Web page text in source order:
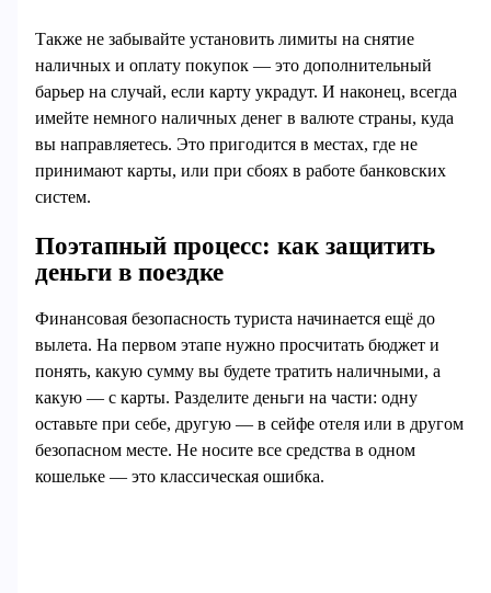
Также не забывайте установить лимиты на снятие
наличных и оплату покупок — это дополнительный
барьер на случай, если карту украдут. И наконец, всегда
имейте немного наличных денег в валюте страны, куда
вы направляетесь. Это пригодится в местах, где не
принимают карты, или при сбоях в работе банковских
систем.
Поэтапный процесс: как защитить
деньги в поездке
Финансовая безопасность туриста начинается ещё до
вылета. На первом этапе нужно просчитать бюджет и
понять, какую сумму вы будете тратить наличными, а
какую — с карты. Разделите деньги на части: одну
оставьте при себе, другую — в сейфе отеля или в другом
безопасном месте. Не носите все средства в одном
кошельке — это классическая ошибка.